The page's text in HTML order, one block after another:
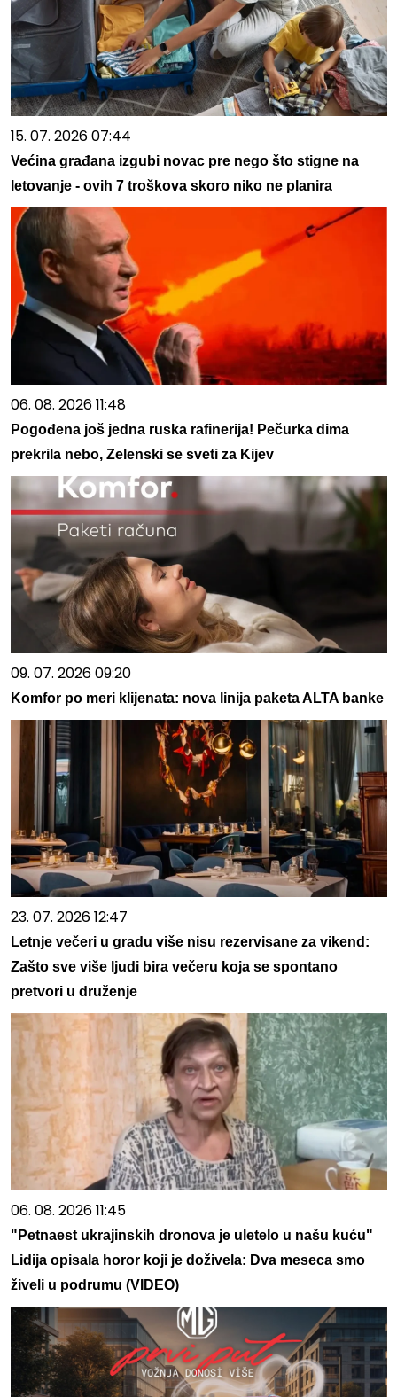
15. 07. 2026 07:44
Većina građana izgubi novac pre nego što stigne na
letovanje - ovih 7 troškova skoro niko ne planira
06. 08. 2026 11:48
Pogođena još jedna ruska rafinerija! Pečurka dima
prekrila nebo, Zelenski se sveti za Kijev
09. 07. 2026 09:20
Komfor po meri klijenata: nova linija paketa ALTA banke
23. 07. 2026 12:47
Letnje večeri u gradu više nisu rezervisane za vikend:
Zašto sve više ljudi bira večeru koja se spontano
pretvori u druženje
06. 08. 2026 11:45
"Petnaest ukrajinskih dronova je uletelo u našu kuću"
Lidija opisala horor koji je doživela: Dva meseca smo
živeli u podrumu (VIDEO)